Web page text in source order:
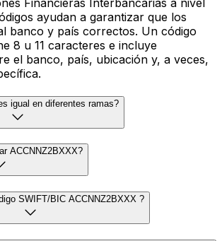
ayudan a garantizar que los
banco y país correctos. Un código
8 u 11 caracteres e incluye
el banco, país, ubicación y, a veces,
igual en diferentes ramas?
ACCNNZ2BXXX?
SWIFT/BIC ACCNNZ2BXXX ?